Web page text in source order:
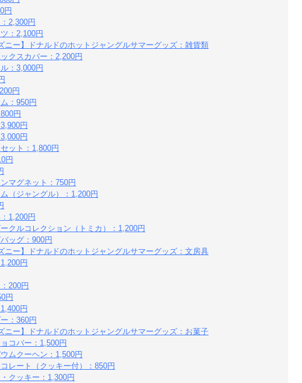
円
2,300円
：2,100円
ニー】ドナルドのホットジャングルサマーグッズ：雑貨類
クスカバー：2,200円
：3,000円
円
：950円
円
円
円
ット：1,800円
円
マグネット：750円
（ジャングル）：1,200円
1,200円
クルコレクション（トミカ）：1,200円
ッグ：900円
ニー】ドナルドのホットジャングルサマーグッズ：文房具
円
200円
円
円
：360円
ニー】ドナルドのホットジャングルサマーグッズ：お菓子
コバー：1,500円
ムクーヘン：1,500円
レート（クッキー付）：850円
クッキー：1,300円